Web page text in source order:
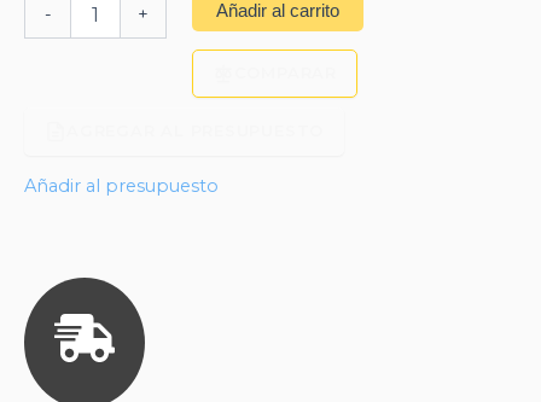
- + Añadir al carrito
Añadir al presupuesto